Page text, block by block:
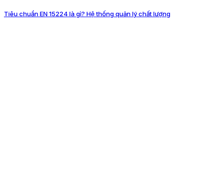
Tiêu chuẩn EN 15224 là gì? Hệ thống quản lý chất lượng